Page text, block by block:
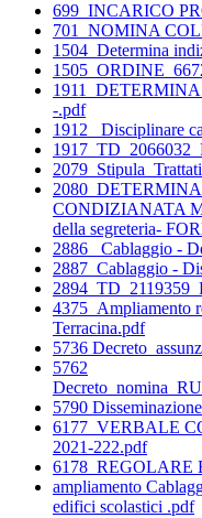
699_INCARICO
701_NOMINA
1504_Determina
1911_DETERMINA
-.pdf
1912_ Disciplinare
CONDIZIANATA
della segreteria-
2886_ Cablaggio -
2887_Cablaggio -
4375_Ampliamento
Terracina.pdf
5736
5762
5790
6177_VERBALE
2021-222.pdf
ampliamento
edifici scolastici .pdf